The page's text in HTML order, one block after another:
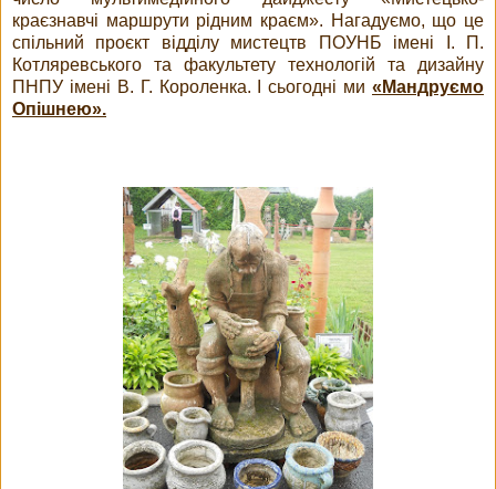
краєзнавчі маршрути рідним краєм». Нагадуємо, що це
спільний проєкт відділу мистецтв ПОУНБ імені І. П.
Котляревського та факультету технологій та дизайну
ПНПУ імені В. Г. Короленка. І сьогодні ми «Мандруємо
Опішнею».